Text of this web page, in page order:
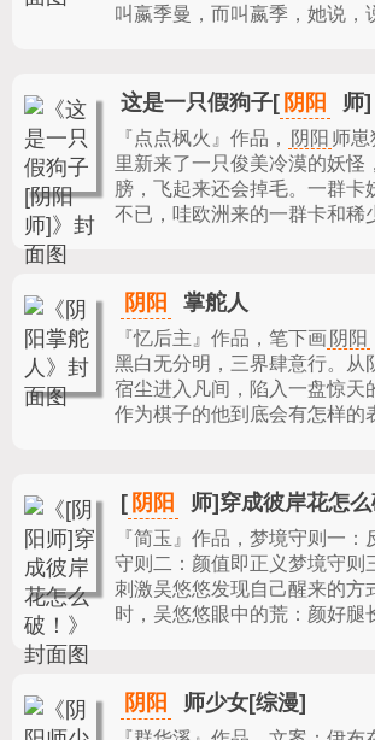
叫嬴季曼，而叫嬴季，她说，
这是一只假狗子[ 阴阳 师]
『点点枫火』作品， 阴阳 师崽
里新来了一只俊美冷漠的妖怪
膀，飞起来还会掉毛。一群卡
不已，哇欧洲来的一群卡和稀
阴阳 掌舵人
『忆后主』作品， 笔下画 阴阳
黑白无分明，三界肆意行。从
宿尘进入凡间，陷入一盘惊天
作为棋子的他到底会有怎样的
[ 阴阳 师]穿成彼岸花怎么
『简玉』作品， 梦境守则一：
守则二：颜值即正义梦境守则
刺激吴悠悠发现自己醒来的方
时，吴悠悠眼中的荒：颜好腿
阴阳 师少女[综漫]